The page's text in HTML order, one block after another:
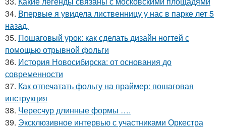
34. Впервые я увидела лиственницу у нас в парке лет 5
назад.
35. Пошаговый урок: как сделать дизайн ногтей с
помощью отрывной фольги
36. История Новосибирска: от основания до
современности
37. Как отпечатать фольгу на праймер: пошаговая
инструкция
38. Чересчур длинные формы ….
39. Эксклюзивное интервью с участниками Оркестра